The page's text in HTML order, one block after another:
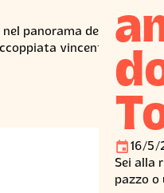
panorama del beauty di
vincente che
il servizio di Deeva!
󰃭 16/5/
Sei alla
pazzo o